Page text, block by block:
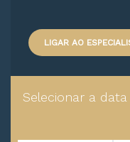
LIGAR AO
Selecionar a